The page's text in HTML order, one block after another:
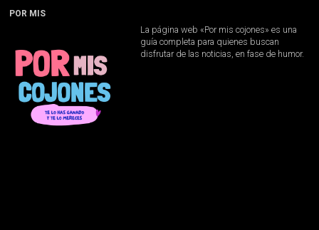
POR MIS
La página web «Por mis cojones» es una
guía completa para quienes buscan
disfrutar de las noticias, en fase de humor.